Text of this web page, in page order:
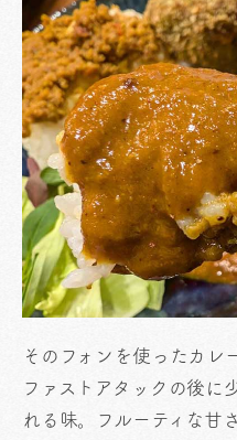
そのフォンを使ったカレ
ファストアタックの後に
れる味。フルーティな甘